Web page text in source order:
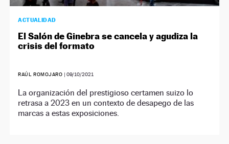
ACTUALIDAD
El Salón de Ginebra se cancela y agudiza la
crisis del formato
RAÚL ROMOJARO | 09/10/2021
La organización del prestigioso certamen suizo lo
retrasa a 2023 en un contexto de desapego de las
marcas a estas exposiciones.